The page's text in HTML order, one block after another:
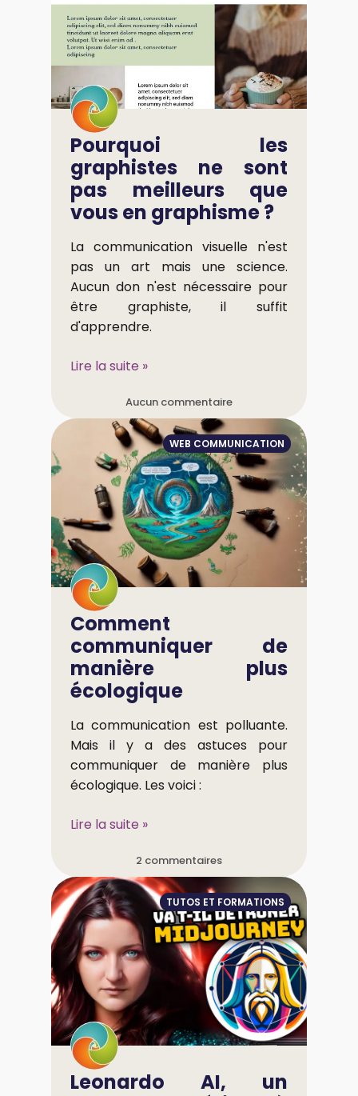
Pourquoi les
graphistes ne sont
pas meilleurs que
vous en graphisme ?
La communication visuelle n'est
pas un art mais une science.
Aucun don n'est nécessaire pour
être graphiste, il suffit
d'apprendre.
Lire la suite »
Aucun commentaire
WEB COMMUNICATION
Comment
communiquer de
manière plus
écologique
La communication est polluante.
Mais il y a des astuces pour
communiquer de manière plus
écologique. Les voici :
Lire la suite »
2 commentaires
TUTOS ET FORMATIONS
Leonardo AI, un